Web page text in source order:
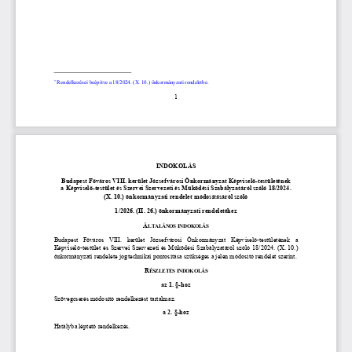
1
 Rendelkezései beépítve a 18/2024. (X. 10.) önkormányzati rendeletbe.
INDOKOLÁS
Budapest Főváros VIII. kerület Józsefvárosi Önkormányzat Képviselő -testületének
a Képviselő-testület és Szervei Szervezeti és Működési Szabályzatáról szóló 18/2024.
(X. 10.) önkormányzati rendelet módosításáról szóló
1 /2026. (II. 26. ) önkormányzati rendeletéhez
ÁLTALÁNOS INDOKOLÁS
Budapest  Főváros  VIII.  kerület Józsefvárosi  Önkormányzat  Képviselő-testületének  a
Képviselő-testület és Szervei Szervezeti és Működési Szabályzatáról szóló 18/2024. (X. 10.)
önkormányzati rendelete jogtechnikai pontosítása szükséges a jelen módosító rendelet szerint.
RÉSZLETES INDOKOLÁS
az 1. § -hoz
Szövegcserés módosító rendelkezést tartalmaz.
a 2. §-hoz
Hatályba léptető rendelkezés.